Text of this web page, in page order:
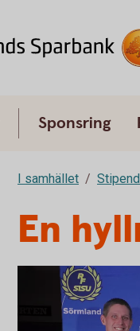
Sponsring
I samhället
En